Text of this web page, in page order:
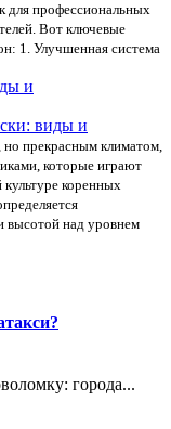
для профессиональных
Вот ключевые
1. Улучшенная система
виды и
но прекрасным климатом,
которые играют
коренных
высотой над уровнем
города...